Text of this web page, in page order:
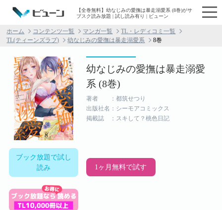
【全巻無料】幼なじみの愛撫は暴走溺愛系 (8巻)がサ
ブスク読み放題 | 試し読み有り | ビューン
ホーム コンテンツ一覧 マンガ一覧
TL・レディコミ一覧
TL(ティーンズラブ)
幼なじみの愛撫は暴走溺愛系 8巻
ブック放題で試し
読み
幼なじみの愛撫は暴走溺愛
系 (8巻)
著者 ：都筑せつり
出版社名：シーモアコミックス
掲載誌 ：スキして？桃色日記
1ヶ月無料で試す